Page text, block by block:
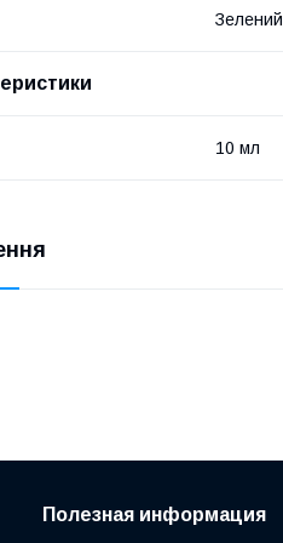
Зелений
10 мл
Полезная информация